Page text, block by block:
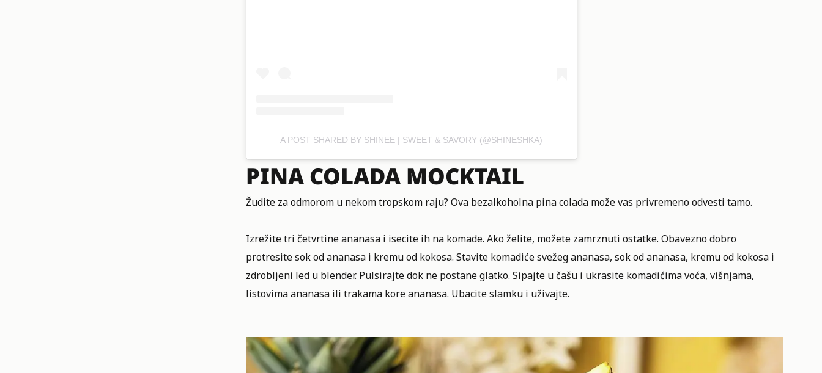
A POST SHARED BY SHINEE | SWEET & SAVORY (@SHINESHKA)
PINA COLADA MOCKTAIL
Žudite za odmorom u nekom tropskom raju? Ova bezalkoholna pina colada može vas privremeno odvesti tamo.
Izrežite tri četvrtine ananasa i isecite ih na komade. Ako želite, možete zamrznuti ostatke. Obavezno dobro
protresite sok od ananasa i kremu od kokosa. Stavite komadiće svežeg ananasa, sok od ananasa, kremu od kokosa i
zdrobljeni led u blender. Pulsirajte dok ne postane glatko. Sipajte u čašu i ukrasite komadićima voća, višnjama,
listovima ananasa ili trakama kore ananasa. Ubacite slamku i uživajte.